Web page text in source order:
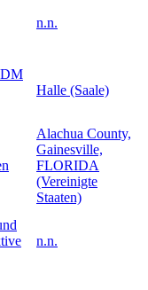
n.n.
Halle (Saale)
Alachua County,
Gainesville,
FLORIDA
(Vereinigte
Staaten)
n.n.